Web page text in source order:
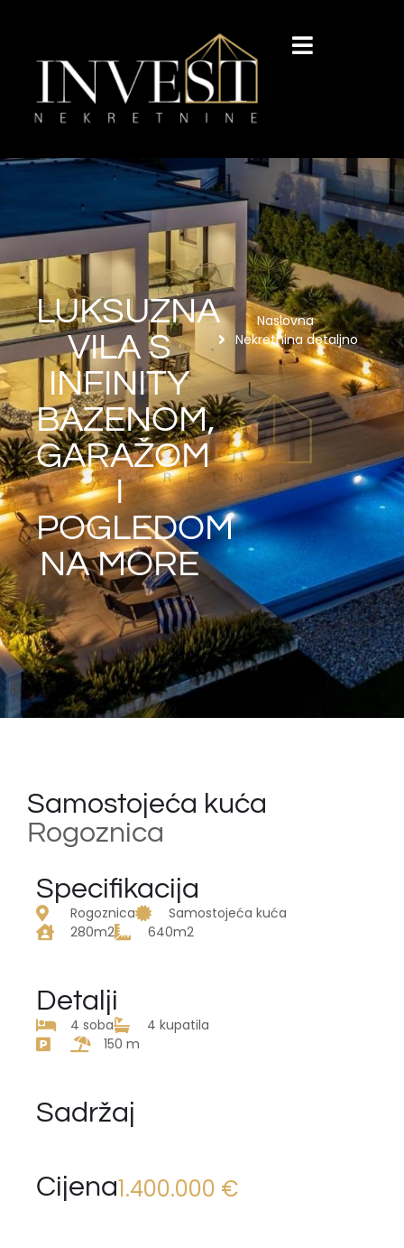
LUKSUZNA
VILA S
INFINITY
BAZENOM,
GARAŽOM
I
POGLEDOM
NA MORE
Naslovna
Nekretnina detaljno
Samostojeća kuća
Rogoznica
Specifikacija
Rogoznica
Samostojeća kuća
280m2
640m2
Detalji
4 soba
4 kupatila
150 m
Sadržaj
Cijena1.400.000 €